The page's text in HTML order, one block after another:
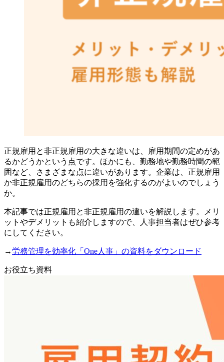
正規雇用と非正規雇用の大きな違いは、雇用期間の定めがあ
るかどうかという点です。ほかにも、勤務地や勤務時間の範
囲など、さまざまな点に違いがあります。企業は、正規雇用
か非正規雇用のどちらの採用を強化するのがよいのでしょう
か。
本記事では正規雇用と非正規雇用の違いを解説します。メリ
ットやデメリットも紹介しますので、人事担当者はぜひ参考
にしてください。
→労務管理を効率化「One人事」の資料をダウンロード
お役立ち資料